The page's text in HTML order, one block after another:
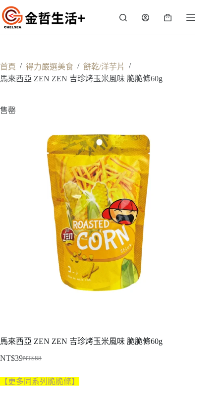
跳
至
主
容
購
首頁 / 得力嚴選美食 / 餅乾/洋芋片
/
馬來西亞 ZEN ZEN 吉珍烤玉米風味 脆脆條60g
售罄
馬來西亞 ZEN ZEN 吉珍烤玉米風味 脆脆條60g
NT$88
始
價
NT$39
前
價
【更多同系列脆脆條】